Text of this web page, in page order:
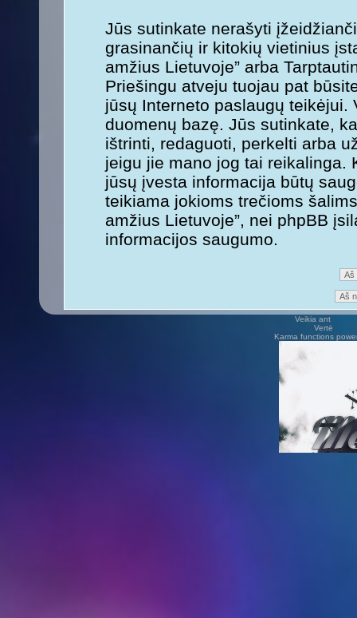
Jūs sutinkate nerašyti
grasinančių ir kitokių vietinius
amžius Lietuvoje” arba
Priešingu atveju tuojau pat
jūsų Interneto paslaugų
duomenų bazę. Jūs sutinkate,
ištrinti, redaguoti, perkelti arba
jeigu jie mano jog tai reikalinga.
jūsų įvesta informacija būtų
teikiama jokioms trečioms
amžius Lietuvoje”, nei phpBB
informacijos saugumo.
Veikia ant
Vertė Vilius
Karma functions